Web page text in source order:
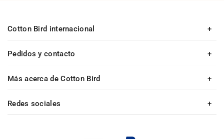
Pedidos y contacto
Más acerca de Cotton Bird
Cotton Bird internacional
Redes sociales